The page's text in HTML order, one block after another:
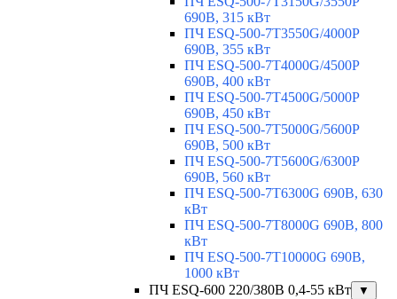
690В, 315 кВт
ПЧ ESQ-500-7T3550G/4000P
690В, 355 кВт
ПЧ ESQ-500-7T4000G/4500P
690В, 400 кВт
ПЧ ESQ-500-7T4500G/5000P
690В, 450 кВт
ПЧ ESQ-500-7T5000G/5600P
690В, 500 кВт
ПЧ ESQ-500-7T5600G/6300P
690В, 560 кВт
ПЧ ESQ-500-7T6300G 690В, 630
кВт
ПЧ ESQ-500-7T8000G 690В, 800
кВт
ПЧ ESQ-500-7T10000G 690В,
1000 кВт
ПЧ ESQ-600 220/380В 0,4-55 кВт
▼